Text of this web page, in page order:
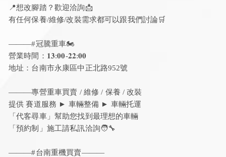
📍想改腳踏？歡迎洽詢📩
有任何保養/維修/改裝需求都可以跟我們討論🛒
———#冠騰重車🏍️
營業時間：𝟏𝟑:𝟎𝟎-𝟐𝟐:𝟎𝟎
地址：台南市永康區中正北路952號
———專營重車買賣 / 維修 / 保養 / 改裝
提供 賽道服務 ► 車輛整備 ► 車輛托運
「代客尋車」幫助您找到最理想的車輛
「預約制」施工請私訊洽詢🧑‍🔧
———#台南重機買賣———